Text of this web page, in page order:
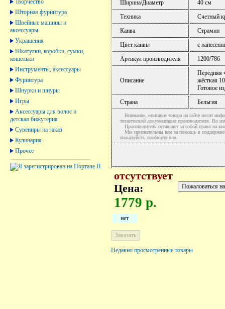
Шторная фурнитура
Швейные машины и
аксессуары
Украшения
Шкатулки, коробки, сумки,
кошельки
Инструменты, аксессуары
Фурнитура
Шнурки и шнуры
Игры
Аксессуары для волос и
детская бижутерия
Сувениры на заказ
Кулинария
Прочее
Ширина/Диаметр
40 см
Техника
Счетный
Канва
Страмин
Цвет канвы
с
Артикул производителя
1200/786
Описание
Передняя
жёсткая
Готовое
Страна
Бельгия
Внимание, описание товара на сайте носит
технической документации производителя. Во
Производитель оставляет за собой право на
Мы признательны вам за помощь в поддержке
пожалуйста, сообщите нам.
отсутствует
Цена:
1779 р.
нет
Недавно просмотренные товары